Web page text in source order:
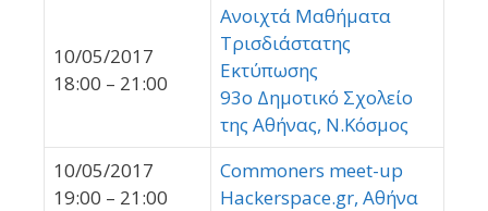
10/05/2017
18:00 – 21:00
Ανοιχτά Μαθήματα
Τρισδιάστατης
Εκτύπωσης
93ο Δημοτικό Σχολείο
της Αθήνας, Ν.Κόσμος
10/05/2017
19:00 – 21:00
Commoners meet-up
Hackerspace.gr, Αθήνα